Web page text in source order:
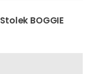
Stolek BOGGIE